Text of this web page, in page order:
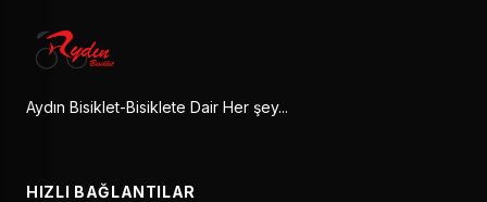
Aydın Bisiklet-Bisiklete Dair Her şey...
HIZLI BAĞLANTILAR